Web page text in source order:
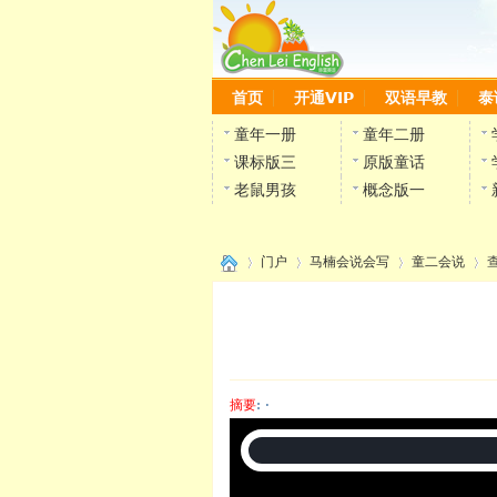
首页 开通VIP 双语早教 泰
童年一册 童年二册
课标版三
原版童话
老鼠男孩
概念版一
陈雷
门户 马楠会说会写 童二会说
摘要: ·